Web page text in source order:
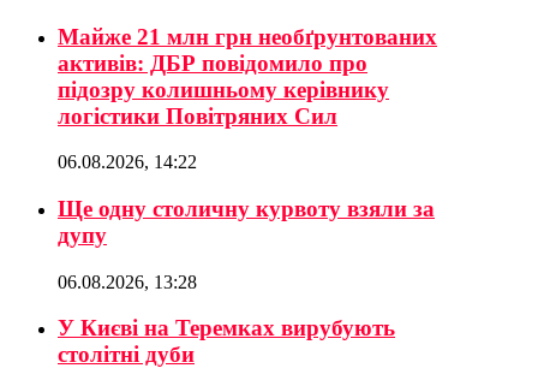
Майже 21 млн грн необґрунтованих
активів: ДБР повідомило про
підозру колишньому керівнику
логістики Повітряних Сил
06.08.2026, 14:22
Ще одну столичну курвоту взяли за
дупу
06.08.2026, 13:28
У Києві на Теремках вирубують
столітні дуби